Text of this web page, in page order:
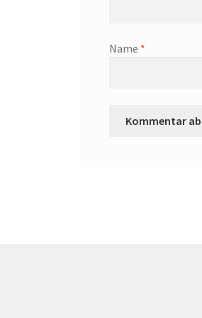
Name *